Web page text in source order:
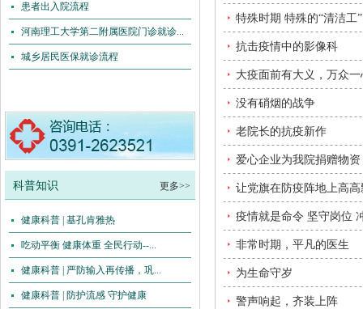
患者出入院流程
河南理工大学第二附属医院门诊就诊...
城乡居民医保就诊流程
更多>>
科普知识
健康科普 | 基孔肯雅热
吃动平衡 健康体重 全民行动--...
健康科普 | 严防输入再传播，巩...
健康科普 | 防护流感 守护健康
特殊时期 特殊的“清洁工”
抗击疫情中的影像科
大疫面前有大义，万众
没有硝烟的战争
老院长的抗疫新作
爱心企业为我院捐赠物资
让党旗在防疫阵地上高高
疫情就是命令 坚守岗位
非常时期，平凡的医生
为生命守岁
警声响起，齐装上阵